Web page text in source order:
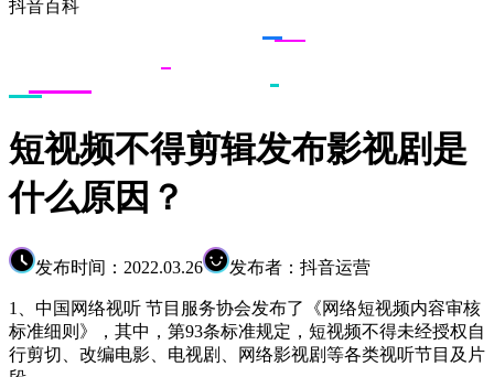
抖音百科
短视频不得剪辑发布影视剧是
什么原因？
发布时间：2022.03.26 发布者：抖音运营
1、中国网络视听 节目服务协会发布了《网络短视频内容审核
标准细则》，其中，第93条标准规定，短视频不得未经授权自
行剪切、改编电影、电视剧、网络影视剧等各类视听节目及片